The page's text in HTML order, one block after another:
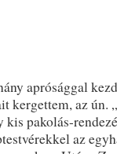
aprósággal
kergettem, az ún.
kis pakolás-
az